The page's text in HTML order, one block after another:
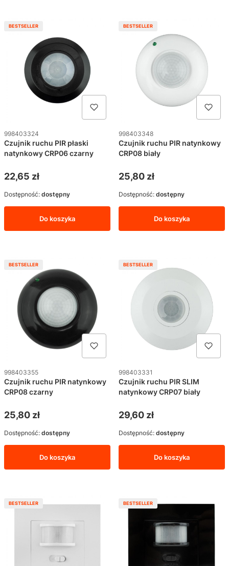
BESTSELLER
Kod produktu
998403324
Czujnik ruchu PIR płaski
natynkowy CRP06 czarny
Cena
22,65 zł
Do koszyka
Dostępność: dostępny
BESTSELLER
Kod produktu
998403348
Czujnik ruchu PIR natynkowy
CRP08 biały
Cena
25,80 zł
Do koszyka
Dostępność: dostępny
BESTSELLER
Kod produktu
998403355
Czujnik ruchu PIR natynkowy
CRP08 czarny
Cena
25,80 zł
Do koszyka
Dostępność: dostępny
BESTSELLER
Kod produktu
998403331
Czujnik ruchu PIR SLIM
natynkowy CRP07 biały
Cena
29,60 zł
Do koszyka
Dostępność: dostępny
BESTSELLER BESTSELLER